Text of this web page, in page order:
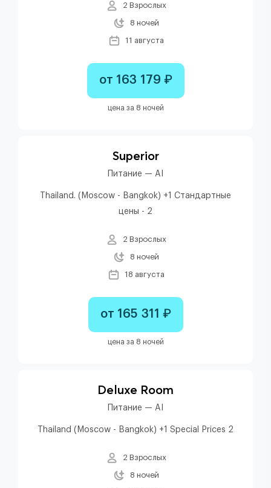
2 Взрослых
8 ночей
11 августа
от 163 179 ₽
цена за 8 ночей
Superior
Питание — AI
Thailand. (Moscow - Bangkok) +1 Стандартные
цены - 2
2 Взрослых
8 ночей
18 августа
от 165 311 ₽
цена за 8 ночей
Deluxe Room
Питание — AI
Thailand (Moscow - Bangkok) +1 Special Prices 2
2 Взрослых
8 ночей